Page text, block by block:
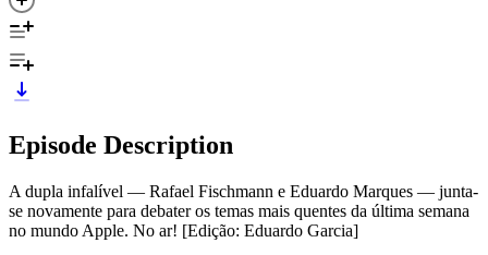
Episode Description
A dupla infalível — Rafael Fischmann e Eduardo Marques — junta-
se novamente para debater os temas mais quentes da última semana
no mundo Apple. No ar! [Edição: Eduardo Garcia]